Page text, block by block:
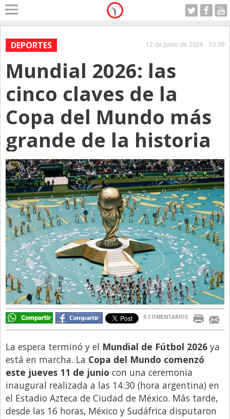
Home
A Motor
Alerta
Anticipo
Campo
Carrera & Emprendedores
Club House
Coleccionistas
Con Estilo
De Bolsillo
Diarios de Argentina
Diarios del Mundo
Directivos
Ecología y Ambiente
Economía
El Experto
El Innovador
El Precio Que Yo Ví
Entrevista
Entrevista Exclusiva
Finanzas
Gastronomia
DEPORTES 12 de Junio de 2026 - 10:39
Mundial 2026: las
cinco claves de la
Copa del Mundo más
grande de la historia
0 COMENTARIOS
La espera terminó y el Mundial de Fútbol 2026 ya
está en marcha. La Copa del Mundo comenzó
este jueves 11 de junio con una ceremonia
inaugural realizada a las 14:30 (hora argentina) en
el Estadio Azteca de Ciudad de México. Más tarde,
desde las 16 horas, México y Sudáfrica disputaron